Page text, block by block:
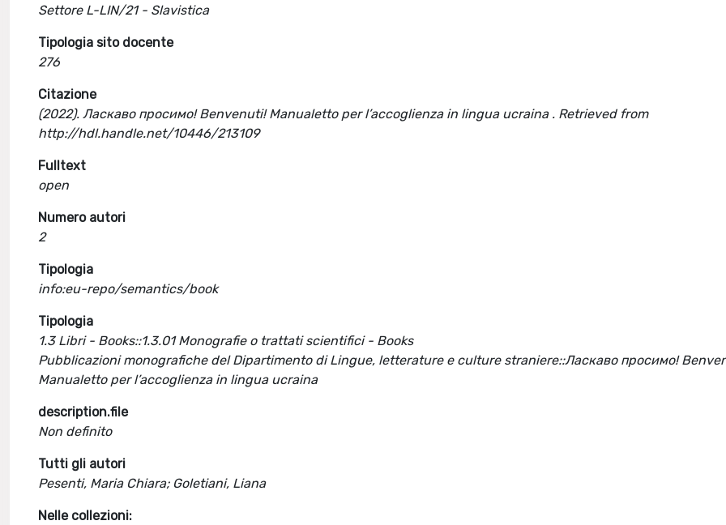
Settore L-LIN/21 - Slavistica
Tipologia sito docente
276
Citazione
(2022). Ласкаво просимо! Benvenuti! Manualetto per l’accoglienza in lingua ucraina . Retrieved from
http://hdl.handle.net/10446/213109
Fulltext
open
Numero autori
2
Tipologia
info:eu-repo/semantics/book
Tipologia
1.3 Libri - Books::1.3.01 Monografie o trattati scientifici - Books
Pubblicazioni monografiche del Dipartimento di Lingue, letterature e culture straniere::Ласкаво просимо!
Manualetto per l’accoglienza in lingua ucraina
description.file
Non definito
Tutti gli autori
Pesenti, Maria Chiara; Goletiani, Liana
Nelle collezioni: